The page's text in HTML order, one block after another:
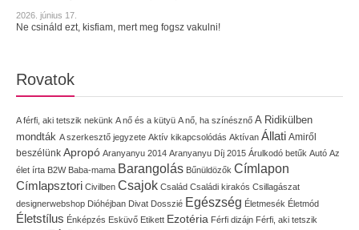
2026. június 17.
Ne csináld ezt, kisfiam, mert meg fogsz vakulni!
Rovatok
A férfi, aki tetszik nekünk A nő és a kütyü A nő, ha színésznő A Ridikülben
mondták A szerkesztő jegyzete Aktív kikapcsolódás Aktívan Állati Amiről
beszélünk Apropó Aranyanyu 2014 Aranyanyu Díj 2015 Árulkodó betűk Autó Az
élet írta B2W Baba-mama Barangolás Bűnüldözők Címlapon
Címlapsztori Civilben Csajok Család Családi kirakós Csillagászat
designerwebshop Dióhéjban Divat Dosszié Egészség Életmesék Életmód
Életstílus Énképzés Esküvő Etikett Ezotéria Férfi dizájn Férfi, aki tetszik